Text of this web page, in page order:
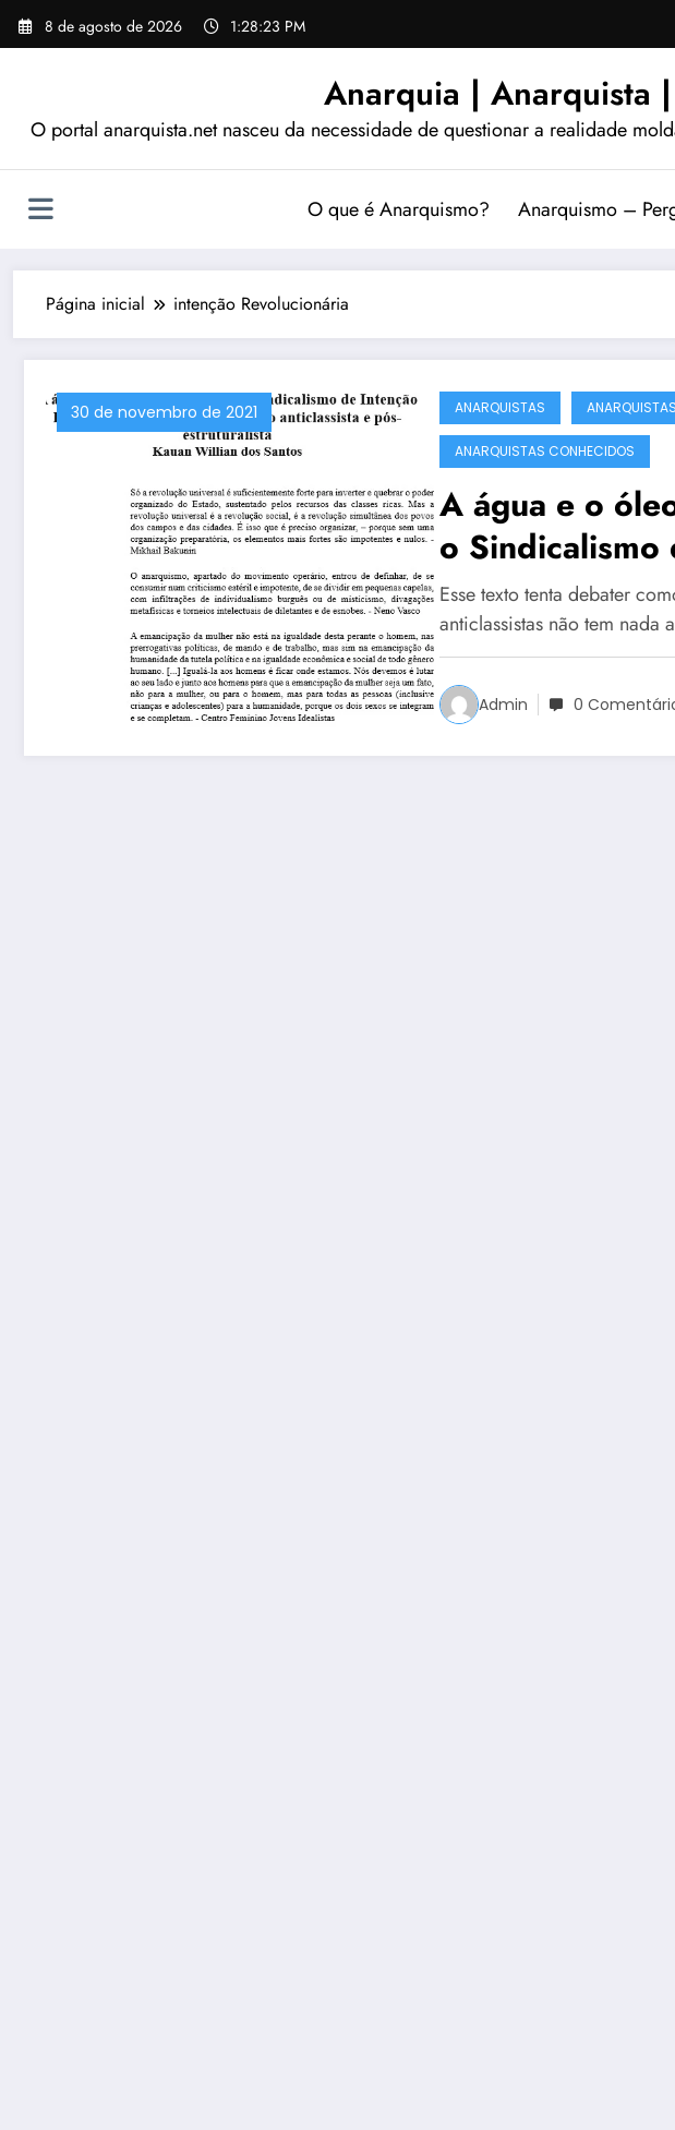
Pular
para
8 de agosto de 2026 1:28:24 PM
Anarquia | Anarquista
O portal anarquista.net nasceu da necessidade de questionar a realidade
O que é Anarquismo? Anarquismo –
Página inicial intenção Revolucionária
30 de novembro de 2021 ANARQUISTAS
ANARQUISTAS CONHECIDOS
A água e o
o Sindicalismo
ativismo
estruturalista
Esse texto tenta debater
anticlassistas não tem nada
Admin 0